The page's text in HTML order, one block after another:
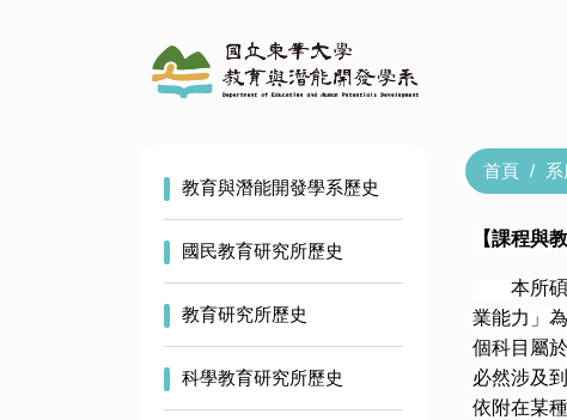
教育與潛能開發學系歷史
國民教育研究所歷史
教育研究所歷史
科學教育研究所歷史
首頁
【課程與
本所碩士
業能力」
個科目屬
必然涉及
依附在某